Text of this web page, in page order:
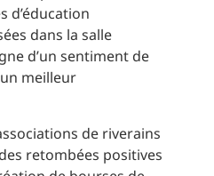
d’éducation
dans la salle
d’un sentiment de
meilleur
de riverains
retombées positives